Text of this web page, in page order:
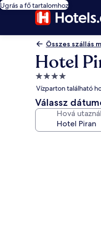
Ugrás a fő tartalomhoz
Összes szállás
Hotel
4.0
csillagos
szálláshely
Vízparton található
Válassz
Hová